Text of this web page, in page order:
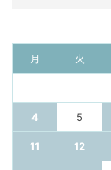
月 火
4 5
11 12